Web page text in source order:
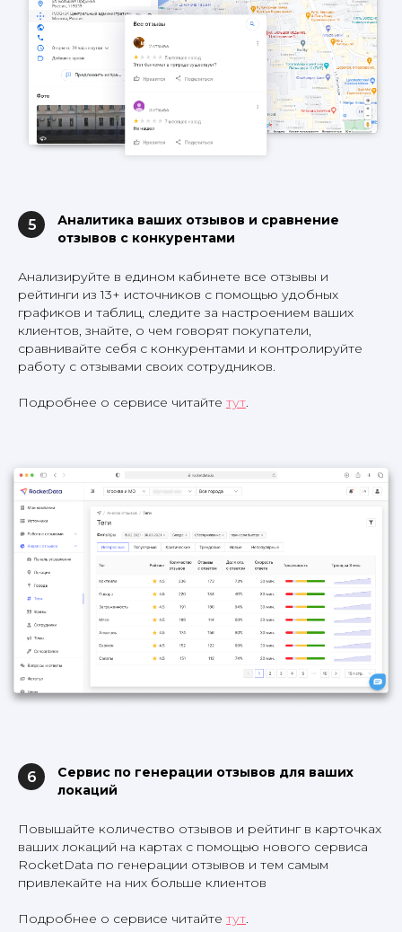
5
Аналитика ваших отзывов и сравнение
отзывов с конкурентами
Анализируйте в едином кабинете все отзывы и
рейтинги из 13+ источников с помощью удобных
графиков и таблиц, следите за настроением ваших
клиентов, знайте, о чем говорят покупатели,
сравнивайте себя с конкурентами и контролируйте
работу с отзывами своих сотрудников.
Подробнее о сервисе читайте тут.
6
Сервис по генерации отзывов для ваших
локаций
Повышайте количество отзывов и рейтинг в карточках
ваших локаций на картах с помощью нового сервиса
RocketData по генерации отзывов и тем самым
привлекайте на них больше клиентов
Подробнее о сервисе читайте тут.